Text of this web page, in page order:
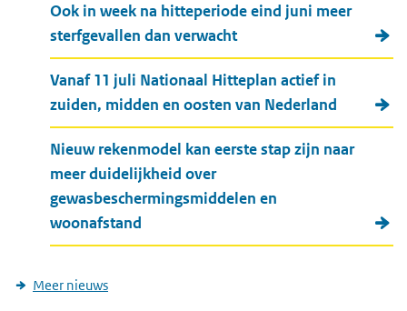
Ook in week na hitteperiode eind juni meer
sterfgevallen dan verwacht
Vanaf 11 juli Nationaal Hitteplan actief in
zuiden, midden en oosten van Nederland
Nieuw rekenmodel kan eerste stap zijn naar
meer duidelijkheid over
gewasbeschermingsmiddelen en
woonafstand
Meer nieuws